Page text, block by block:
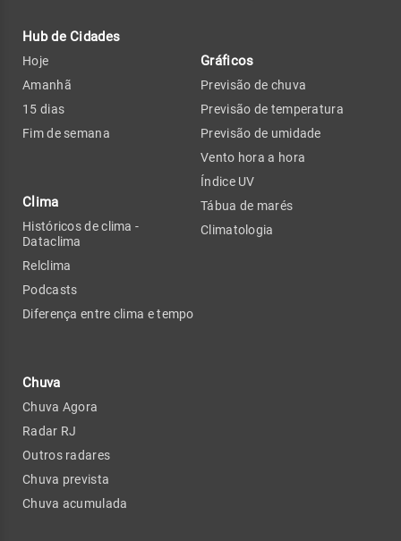
Hub de Cidades
Hoje
Amanhã
15 dias
Fim de semana
Clima
Históricos de clima -
Dataclima
Relclima
Podcasts
Diferença entre clima e tempo
Chuva
Chuva Agora
Radar RJ
Outros radares
Chuva prevista
Chuva acumulada
Gráficos
Previsão de chuva
Previsão de temperatura
Previsão de umidade
Vento hora a hora
Índice UV
Tábua de marés
Climatologia